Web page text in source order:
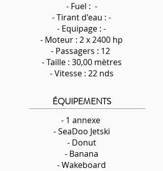
- Fuel : -
-Tirant d'eau : -
- Equipage : -
- Moteur : 2 x 2400 hp
- Passagers : 12
- Taille : 30,00 mètres
- Vitesse : 22 nds
ÉQUIPEMENTS
- 1 annexe
- SeaDoo Jetski
- Donut
- Banana
- Wakeboard